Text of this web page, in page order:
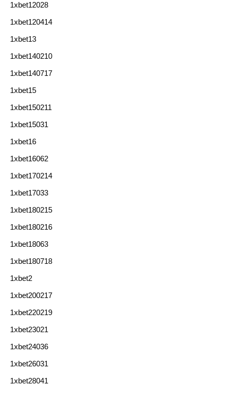
1xbet12028
1xbet120414
1xbet13
1xbet140210
1xbet140717
1xbet15
1xbet150211
1xbet15031
1xbet16
1xbet16062
1xbet170214
1xbet17033
1xbet180215
1xbet180216
1xbet18063
1xbet180718
1xbet2
1xbet200217
1xbet220219
1xbet23021
1xbet24036
1xbet26031
1xbet28041